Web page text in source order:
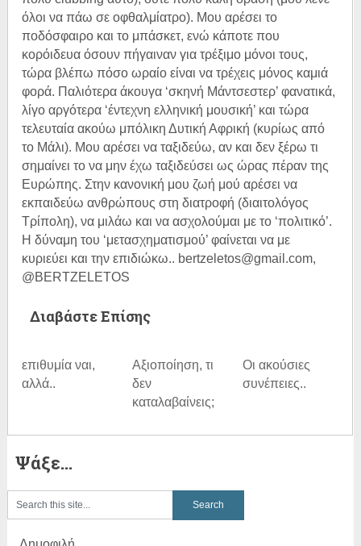
όλοι να πάω σε οφθαλμίατρο). Μου αρέσει το
ποδόσφαιρο και το μπάσκετ, ενώ κάποτε που
κορόιδευα όσουν πήγαιναν για τρέξιμο μόνοι τους,
τώρα βλέπω πόσο ωραίο είναι να τρέχεις μόνος καμιά
φορά. Παλιότερα άκουγα ‘σκηνή Μάντσεστερ’ φανατικά,
λίγο αργότερα ‘έντεχνη ελληνική μουσική’ και τώρα
τελευταία ακούω μπόλικη Δυτική Αφρική (κυρίως από
το Μάλι). Μου αρέσει να ταξιδεύω, αν και δεν ξέρω τι
σημαίνει το να μην έχω ταξιδεύσει ως ώρας πέραν της
Ευρώπης. Στην κανονική μου ζωή μού αρέσει να
εκπαιδεύω ανθρώπους στη διατροφή (διαιτολόγος
Τρίπολη), να μιλάω και να ασχολούμαι με το ‘πολιτικό’.
Η δύναμη του ‘μετασχηματισμού’ φαίνεται να με
κυριεύει και την επιδιώκω.. bertzeletos@gmail.com,
@BERTZELETOS
Διαβάστε Επίσης
επιθυμία ναι,
αλλά..
Αξιοποίηση, τι
δεν
καταλαβαίνεις;
Οι ακούσιες
συνέπειες..
Ψάξε…